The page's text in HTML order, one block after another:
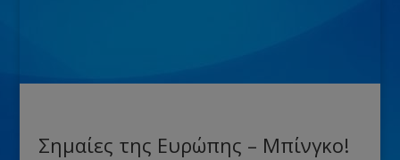
Σημαίες της Ευρώπης – Μπίνγκο!